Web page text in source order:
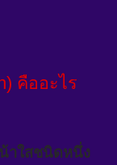
คืออะไร
าใสชนิดหนึ่ง